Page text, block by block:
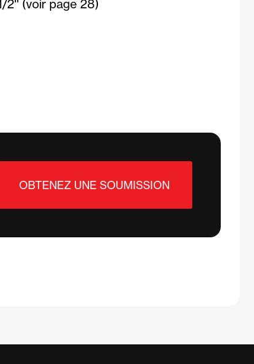
2'' (voir page 28)
OBTENEZ UNE SOUMISSION